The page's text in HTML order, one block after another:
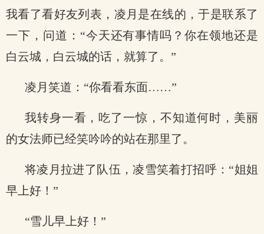
我看了看好友列表，凌月是在线的，于是联系了
一下，问道：“今天还有事情吗？你在领地还是
白云城，白云城的话，就算了。”
凌月笑道：“你看看东面……”
我转身一看，吃了一惊，不知道何时，美丽
的女法师已经笑吟吟的站在那里了。
将凌月拉进了队伍，凌雪笑着打招呼：“姐姐
早上好！”
“雪儿早上好！”